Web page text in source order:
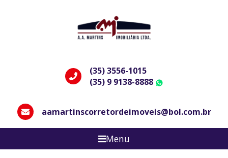
(35) 3556-1015
(35) 9 9138-8888
aamartinscorretordeimoveis@bol.com.br
Menu